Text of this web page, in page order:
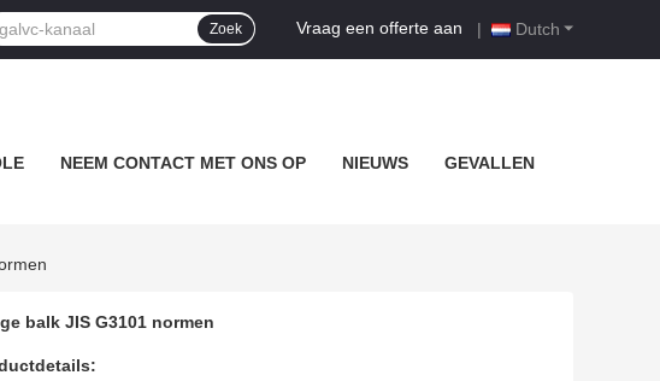
Dutch
Vraag een offerte aan |
Zoek
NEEM CONTACT MET ONS OP NIEUWS GEVALLEN
balk JIS G3101 normen